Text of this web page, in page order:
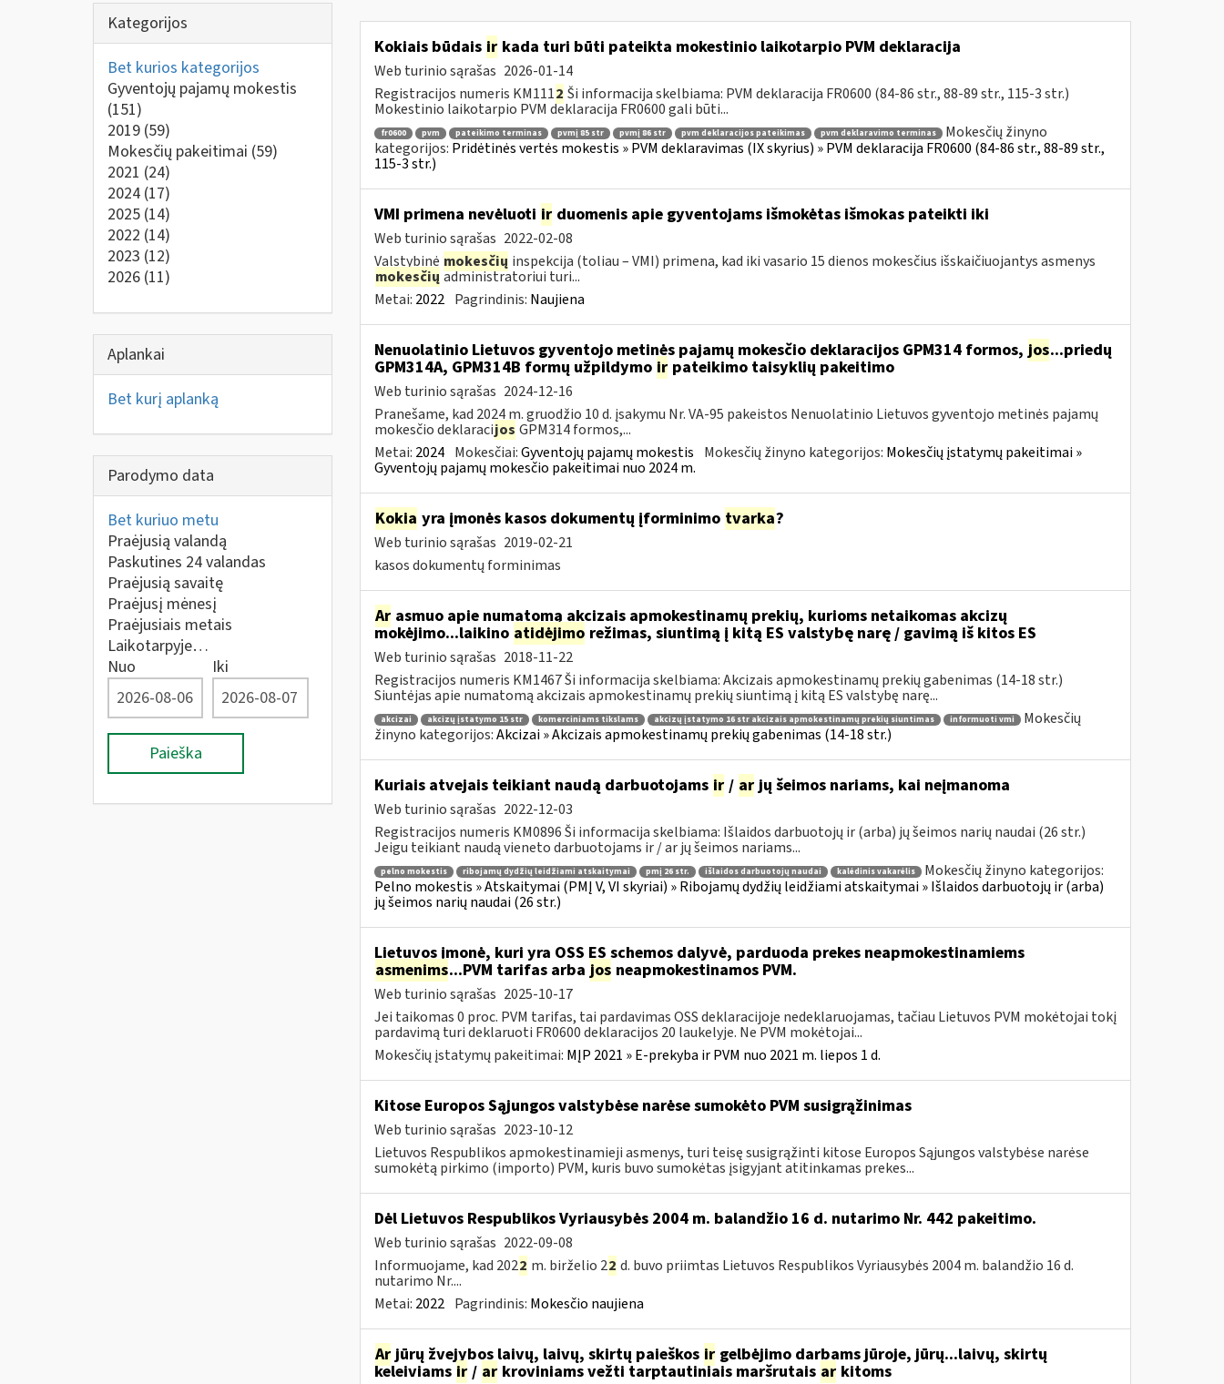
Kategorijos
Bet kurios kategorijos
Gyventojų pajamų mokestis
(151)
2019 (59)
Mokesčių pakeitimai (59)
2021 (24)
2024 (17)
2025 (14)
2022 (14)
2023 (12)
2026 (11)
Aplankai
Bet kurį aplanką
Parodymo data
Bet kuriuo metu
Praėjusią valandą
Paskutines 24 valandas
Praėjusią savaitę
Praėjusį mėnesį
Praėjusiais metais
Laikotarpyje…
Nuo
Iki
Paieška
Kokiais būdais irkada turi būti pateikta mokestinio laikotarpio PVM deklaracija
Web turinio sąrašas 2026-01-14
Registracijos numeris KM1112 Ši informacija skelbiama: PVM deklaracija FR0600 (84-86 str., 88-89 str., 115-3 str.)
Mokestinio laikotarpio PVM deklaracija FR0600 gali būti...
fr0600 pvm pateikimo terminas pvmį 85 str pvmį 86 str pvm deklaracijos pateikimas pvm deklaravimo terminas
Mokesčių žinyno
kategorijos: Pridėtinės vertės mokestis » PVM deklaravimas (IX skyrius) » PVM deklaracija FR0600 (84-86 str., 88-89 str.,
115-3 str.)
VMI primena nevėluoti irduomenis apie gyventojams išmokėtas išmokas pateikti iki
Web turinio sąrašas 2022-02-08
Valstybinė mokesčių inspekcija (toliau – VMI) primena, kad iki vasario 15 dienos mokesčius išskaičiuojantys asmenys
mokesčių administratoriui turi...
Metai: 2022 Pagrindinis: Naujiena
Nenuolatinio Lietuvos gyventojo metinės pajamų mokesčio deklaracijos GPM314 formos, jos...priedų
GPM314A, GPM314B formų užpildymo irpateikimo taisyklių pakeitimo
Web turinio sąrašas 2024-12-16
Pranešame, kad 2024 m. gruodžio 10 d. įsakymu Nr. VA-95 pakeistos Nenuolatinio Lietuvos gyventojo metinės pajamų
mokesčio deklaracijos GPM314 formos,...
Metai: 2024 Mokesčiai:Gyventojų pajamų mokestis Mokesčių žinyno kategorijos: Mokesčių įstatymų pakeitimai »
Gyventojų pajamų mokesčio pakeitimai nuo 2024 m.
Kokia yra įmonės kasos dokumentų įforminimo tvarka?
Web turinio sąrašas 2019-02-21
kasos dokumentų forminimas
Arasmuo apie numatomą akcizais apmokestinamų prekių, kurioms netaikomas akcizų
mokėjimo...laikino atidėjimo režimas, siuntimą į kitą ES valstybę narę / gavimą iš kitos ES
Web turinio sąrašas 2018-11-22
Registracijos numeris KM1467 Ši informacija skelbiama: Akcizais apmokestinamų prekių gabenimas (14-18 str.)
Siuntėjas apie numatomą akcizais apmokestinamų prekių siuntimą į kitą ES valstybę narę...
akcizai akcizų įstatymo 15 str komerciniams tikslams akcizų įstatymo 16 str akcizais apmokestinamų prekių siuntimas informuoti vmi
Mokesčių
žinyno kategorijos:Akcizai » Akcizais apmokestinamų prekių gabenimas (14-18 str.)
Kuriais atvejais teikiant naudą darbuotojams ir/ arjų šeimos nariams, kai neįmanoma
Web turinio sąrašas 2022-12-03
Registracijos numeris KM0896 Ši informacija skelbiama: Išlaidos darbuotojų ir (arba) jų šeimos narių naudai (26 str.)
Jeigu teikiant naudą vieneto darbuotojams ir / ar jų šeimos nariams...
pelno mokestis ribojamų dydžių leidžiami atskaitymai pmį 26 str. išlaidos darbuotojų naudai kalėdinis vakarėlis
Mokesčių žinyno kategorijos:
Pelno mokestis » Atskaitymai (PMĮ V, VI skyriai) » Ribojamų dydžių leidžiami atskaitymai » Išlaidos darbuotojų ir (arba)
jų šeimos narių naudai (26 str.)
Lietuvos įmonė, kuri yra OSS ES schemos dalyvė, parduoda prekes neapmokestinamiems
asmenims...PVM tarifas arba jos neapmokestinamos PVM.
Web turinio sąrašas 2025-10-17
Jei taikomas 0 proc. PVM tarifas, tai pardavimas OSS deklaracijoje nedeklaruojamas, tačiau Lietuvos PVM mokėtojai tokį
pardavimą turi deklaruoti FR0600 deklaracijos 20 laukelyje. Ne PVM mokėtojai...
Mokesčių įstatymų pakeitimai: MĮP 2021 » E-prekyba ir PVM nuo 2021 m. liepos 1 d.
Kitose Europos Sąjungos valstybėse narėse sumokėto PVM susigrąžinimas
Web turinio sąrašas 2023-10-12
Lietuvos Respublikos apmokestinamieji asmenys, turi teisę susigrąžinti kitose Europos Sąjungos valstybėse narėse
sumokėtą pirkimo (importo) PVM, kuris buvo sumokėtas įsigyjant atitinkamas prekes...
Dėl Lietuvos Respublikos Vyriausybės 2004 m. balandžio 16 d. nutarimo Nr. 442 pakeitimo.
Web turinio sąrašas 2022-09-08
Informuojame, kad 2022 m. birželio 22 d. buvo priimtas Lietuvos Respublikos Vyriausybės 2004 m. balandžio 16 d.
nutarimo Nr....
Metai: 2022 Pagrindinis: Mokesčio naujiena
Arjūrų žvejybos laivų, laivų, skirtų paieškos irgelbėjimo darbams jūroje, jūrų...laivų, skirtų
keleiviams ir/ arkroviniams vežti tarptautiniais maršrutais arkitoms